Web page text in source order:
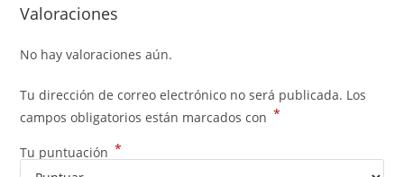
Valoraciones
No hay valoraciones aún.
Tu dirección de correo electrónico no será publicada. Los
campos obligatorios están marcados con *
Tu puntuación *